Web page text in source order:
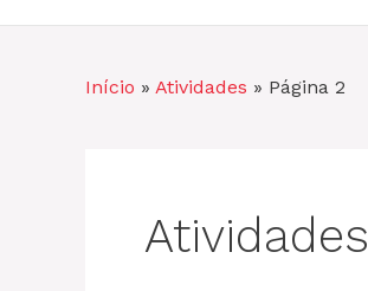
Início » Atividades » Página 2
Atividades